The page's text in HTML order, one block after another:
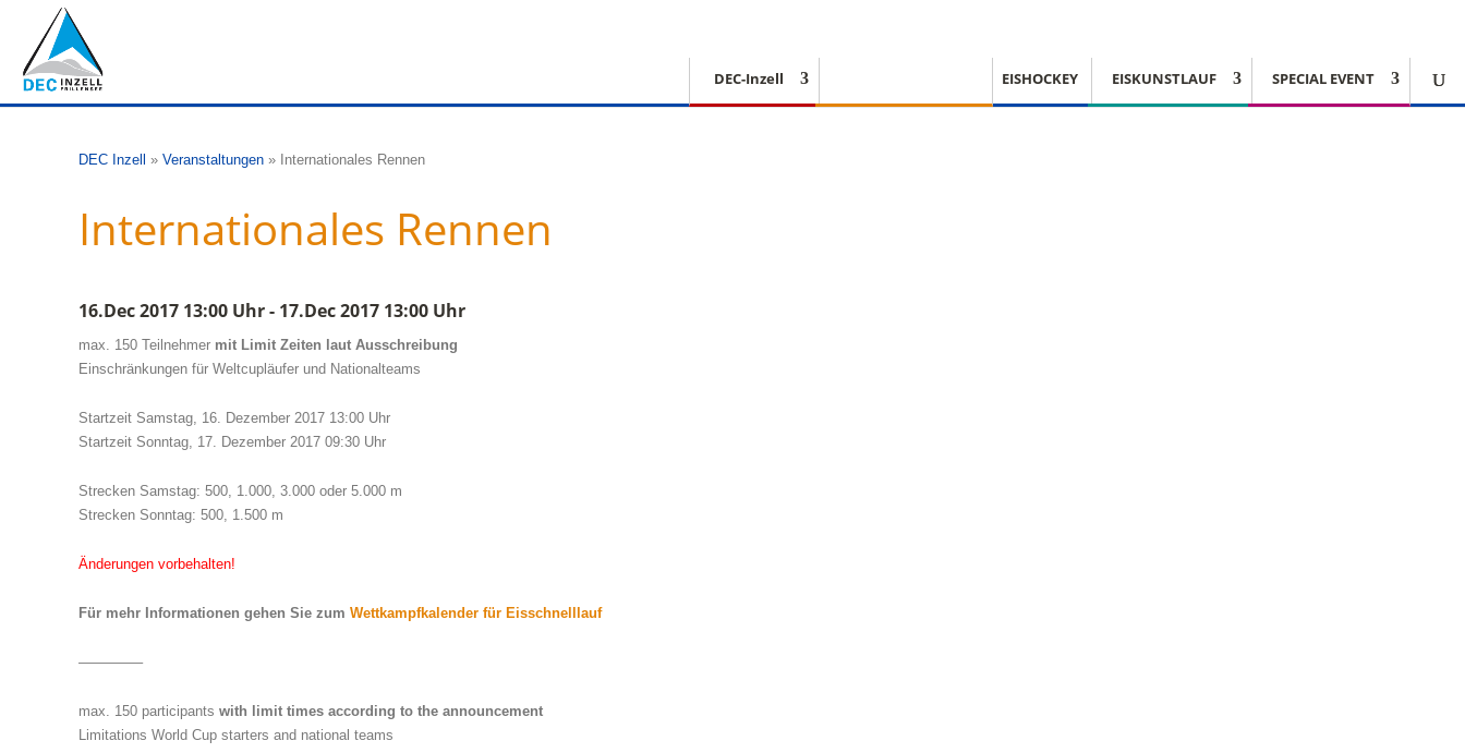
DEC-Inzell EISHOCKEY EISKUNSTLAUF SPECIAL EVENT
DEC Inzell » Veranstaltungen » Internationales Rennen
Internationales Rennen
16.Dec 2017 13:00 Uhr - 17.Dec 2017 13:00 Uhr
max. 150 Teilnehmer mit Limit Zeiten laut Ausschreibung
Einschränkungen für Weltcupläufer und Nationalteams
Startzeit Samstag, 16. Dezember 2017 13:00 Uhr
Startzeit Sonntag, 17. Dezember 2017 09:30 Uhr
Strecken Samstag: 500, 1.000, 3.000 oder 5.000 m
Strecken Sonntag: 500, 1.500 m
Änderungen vorbehalten!
Für mehr Informationen gehen Sie zum Wettkampfkalender für Eisschnelllauf
————–
max. 150 participants with limit times according to the announcement
Limitations World Cup starters and national teams